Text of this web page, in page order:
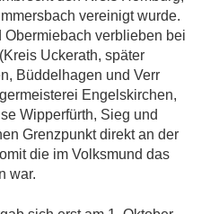
vereinigt wurde.
verblieben bei
Uckerath, später
Büddelhagen und Verr
Engelskirchen,
Wipperfürth, Sieg und
Grenzpunkt direkt an der
die im Volksmund das
war.